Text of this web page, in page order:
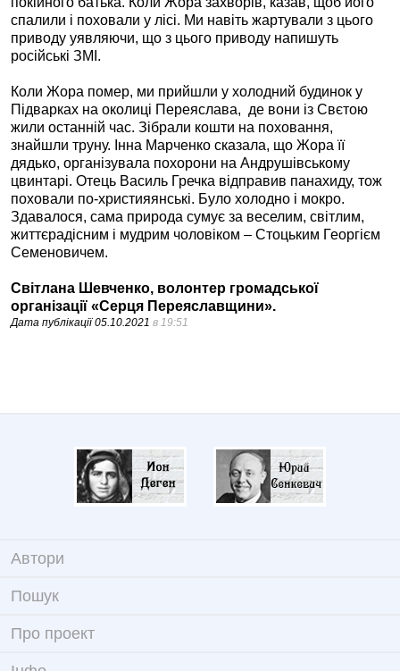
спалили і поховали у лісі. Ми навіть жартували з цього
приводу уявляючи, що з цього приводу напишуть
російські ЗМІ.
Коли Жора помер, ми прийшли у холодний будинок у
Підварках на околиці Переяслава, де вони із Свєтою
жили останній час. Зібрали кошти на поховання,
знайшли труну. Інна Марченко сказала, що Жора її
дядько, організувала похорони на Андрушівському
цвинтарі. Отець Василь Гречка відправив панахиду, тож
поховали по-християянські. Було холодно і мокро.
Здавалося, сама природа сумує за веселим, світлим,
життєрадісним і мудрим чоловіком – Стоцьким Георгієм
Семеновичем.
Світлана Шевченко, волонтер громадської
організації «Серця Переяславщини».
Дата публікації05.10.2021 в 19:51
Автори
Пошук
Про проект